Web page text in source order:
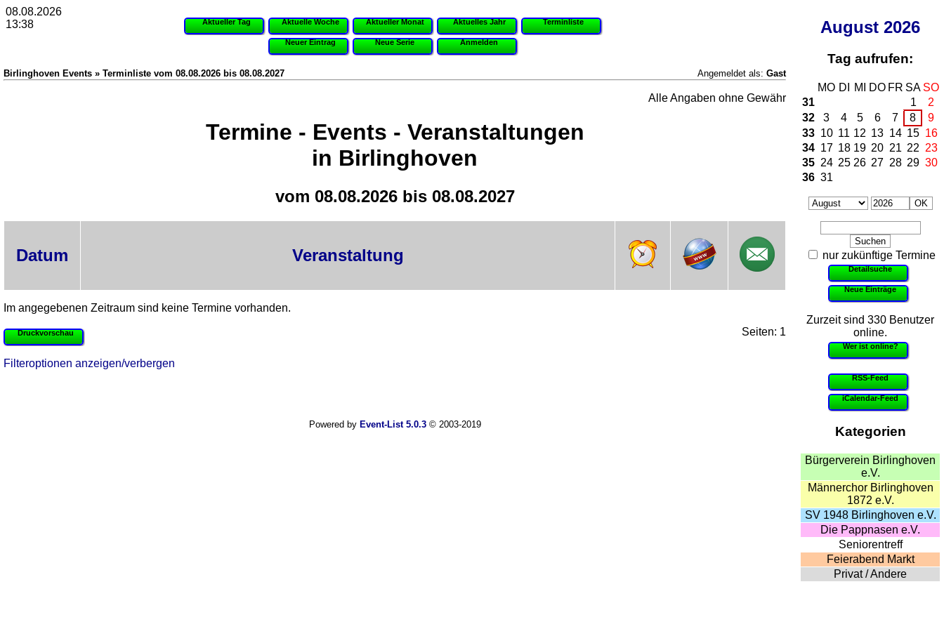
August 2026
Tag aufrufen:
MO DI MI DO FR SA SO
31
1
2
32
3 4 5 6 7 8
9
33 10 11 12 13 14 15 16
34 17 18 19 20 21 22 23
35 24 25 26 27 28 29 30
36 31
nur zukünftige Termine
Detailsuche
Neue Einträge
Zurzeit sind 330 Benutzer
online.
Wer ist online?
RSS-Feed
iCalendar-Feed
Kategorien
Bürgerverein Birlinghoven
e.V.
Männerchor Birlinghoven
1872 e.V.
SV 1948 Birlinghoven e.V.
Die Pappnasen e.V.
Seniorentreff
Feierabend Markt
Privat / Andere
Aktueller Tag Aktuelle Woche Aktueller Monat Aktuelles Jahr Terminliste
Neuer Eintrag Neue Serie Anmelden
Birlinghoven Events » Terminliste vom 08.08.2026 bis 08.08.2027 Angemeldet als: Gast
Alle Angaben ohne Gewähr
Termine - Events - Veranstaltungen
in Birlinghoven
vom 08.08.2026 bis 08.08.2027
Datum Veranstaltung
Im angegebenen Zeitraum sind keine Termine vorhanden.
Druckvorschau Seiten: 1
Filteroptionen anzeigen/verbergen
Powered by Event-List 5.0.3© 2003-2019
08.08.2026
13:38